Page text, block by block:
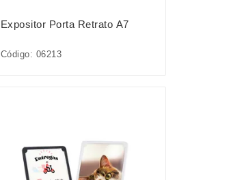
Expositor Porta Retrato A7
Código: 06213